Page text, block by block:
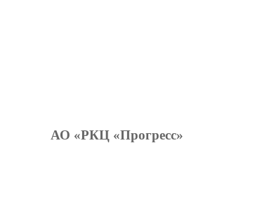
АО «РКЦ «Прогресс»